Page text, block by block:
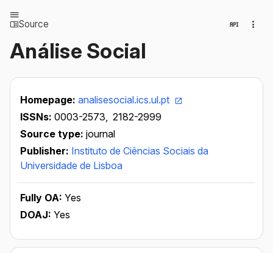
Source
Análise Social
Homepage: analisesocial.ics.ul.pt
ISSNs: 0003-2573, 2182-2999
Source type: journal
Publisher: Instituto de Ciências Sociais da
Universidade de Lisboa
Fully OA: Yes
DOAJ: Yes